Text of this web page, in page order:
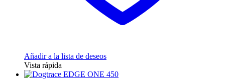
Añadir a la lista de deseos
Vista rápida